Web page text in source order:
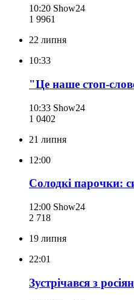
10:20 Show24
1 9961
22 липня
10:33
"Це наше стоп-
10:33 Show24
1 0402
21 липня
12:00
Солодкі парочки:
12:00 Show24
2 718
19 липня
22:01
Зустрічався з